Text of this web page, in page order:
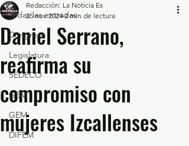
Todas las entradas
Congreso
Legislatura
SEDECO
GEM
GEM
DIFEM
Daniel Serrano,
reafirma su
compromiso con
mujeres Izcallenses
Redacción: La Noticia Es
25 nov 2024 2 min de lectura